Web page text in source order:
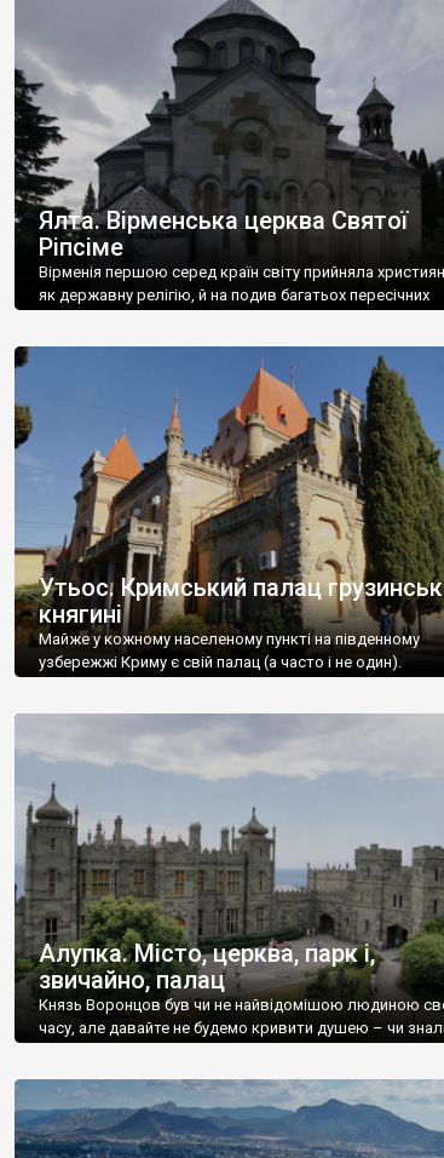
називаються «повстяками» (postaki)…” “Вино. Крим
виробляє відмінне вино і його вдосталь: воно все
легке біле і дуже […]
Ялта. Вірменська церква Святої
Ріпсіме
Вірменія першою серед країн світу прийняла
як державну релігію, й на подив багатьох пересічних
Утьос. Кримський палац
княгині
Майже у кожному населеному пункті на південному
узбережжі Криму є свій палац (а часто і не один).
Алупка. Місто, церква, парк і,
звичайно, палац
Князь Воронцов був чи не найвідомішою людиною
часу, але давайте не будемо кривити душею – чи